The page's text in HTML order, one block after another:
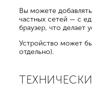
Вы можете
частных сетей — с
браузер, что делает
Устройство может
отдельно).